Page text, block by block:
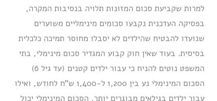
למרות שקביעת סכום המזונות תלויה בנסיבות המקרה,
בפסיקה העדכנית נקבעו סכומים מינימליים משוערים
שנועדו להבטיח שהילדים לא יסבלו מחוסר תמיכה כלכלית
בסיסית. בעוד שאין חוק קבוע המגדיר סכום מינימלי, בתי
המשפט נוטים להניח כי עבור ילדים קטנים (עד גיל 6)
הסכום המינימלי נע בין 1,200 ל-1,400 ש”ח לחודש, ואילו
עבור ילדים בגילאים מבוגרים יותר, הסכום המינימלי יכול